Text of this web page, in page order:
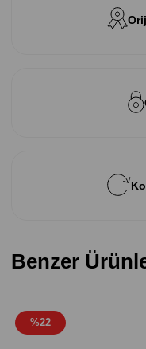
Benzer
%22